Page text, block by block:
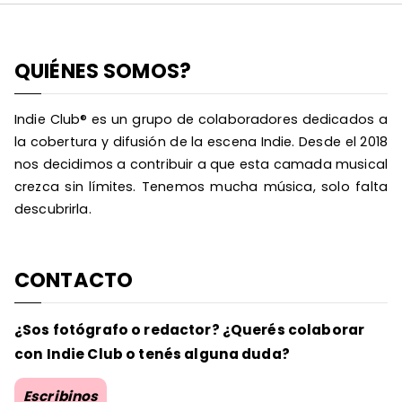
QUIÉNES SOMOS?
Indie Club® es un grupo de colaboradores dedicados a
la cobertura y difusión de la escena Indie. Desde el 2018
nos decidimos a contribuir a que esta camada musical
crezca sin límites. Tenemos mucha música, solo falta
descubrirla.
CONTACTO
¿Sos fotógrafo o redactor? ¿Querés colaborar
con Indie Club o tenés alguna duda?
Escribinos